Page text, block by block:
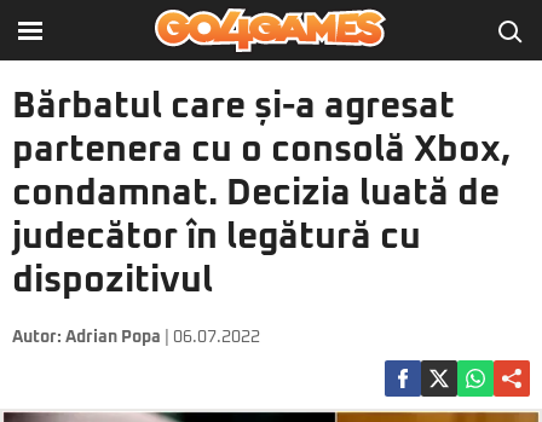
Bărbatul care și-a agresat
partenera cu o consolă Xbox,
condamnat. Decizia luată de
judecător în legătură cu
dispozitivul
Autor: Adrian Popa | 06.07.2022